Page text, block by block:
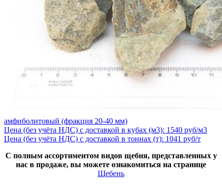
амфиболитовый (фракция 20-40 мм)
Цена (без учёта НДС) с доставкой в кубах (м3): 1540 руб/м3
Цена (без учёта НДС) с доставкой в тоннах (т): 1041 руб/т
С полным ассортиментом видов щебня, представленных у
нас в продаже, вы можете ознакомиться на странице
Щебень